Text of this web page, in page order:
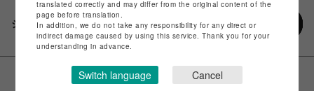
シェアする
translated correctly and may differ from the original content of the
page before translation.
In addition, we do not take any responsibility for any direct or
indirect damage caused by using this service. Thank you for your
understanding in advance.
Switch language Cancel